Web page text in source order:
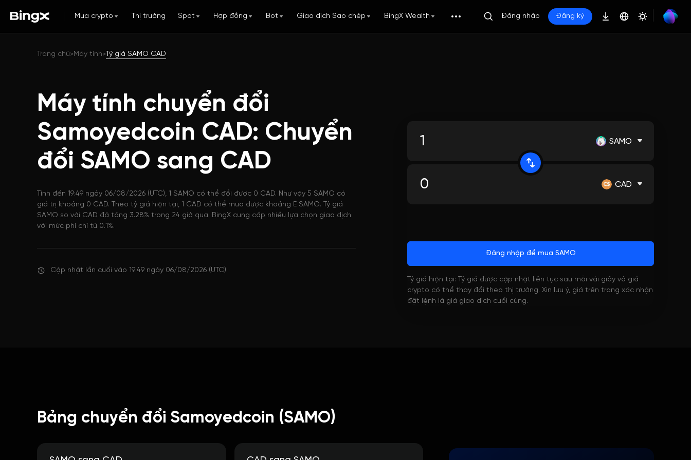
Mua crypto Thị trường Spot Hợp đồng Bot Giao dịch Sao chép BingX Wealth Đăng nhập Đăng ký
Trang chủ>Máy tính> Tỷ giá SAMO CAD
Máy tính chuyển đổi
Samoyedcoin CAD: Chuyển
đổi SAMO sang CAD
Tính đến 19:49 ngày 06/08/2026 (UTC), 1 SAMO có thể đổi được 0 CAD. Như vậy 5 SAMO có
giá trị khoảng 0 CAD. Theo tỷ giá hiện tại, 1 CAD có thể mua được khoảng E SAMO. Tỷ giá
SAMO so với CAD đã tăng 3.28% trong 24 giờ qua. BingX cung cấp nhiều lựa chọn giao dịch
với mức phí chỉ từ 0.1%.
Cập nhật lần cuối vào 19:49 ngày 06/08/2026 (UTC)
SAMO
CAD
Đăng nhập để mua SAMO
Tỷ giá hiện tại: Tỷ giá được cập nhật liên tục sau mỗi vài giây và giá
crypto có thể thay đổi theo thị trường. Xin lưu ý, giá trên trang xác nhận
đặt lệnh là giá giao dịch cuối cùng.
Bảng chuyển đổi Samoyedcoin (SAMO)